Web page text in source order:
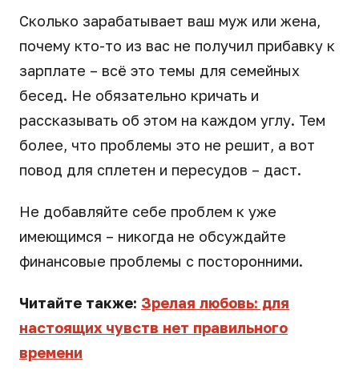
Сколько зарабатывает ваш муж или жена,
почему кто-то из вас не получил прибавку к
зарплате – всё это темы для семейных
бесед. Не обязательно кричать и
рассказывать об этом на каждом углу. Тем
более, что проблемы это не решит, а вот
повод для сплетен и пересудов – даст.
Не добавляйте себе проблем к уже
имеющимся – никогда не обсуждайте
финансовые проблемы с посторонними.
Читайте также: Зрелая любовь: для
настоящих чувств нет правильного
времени